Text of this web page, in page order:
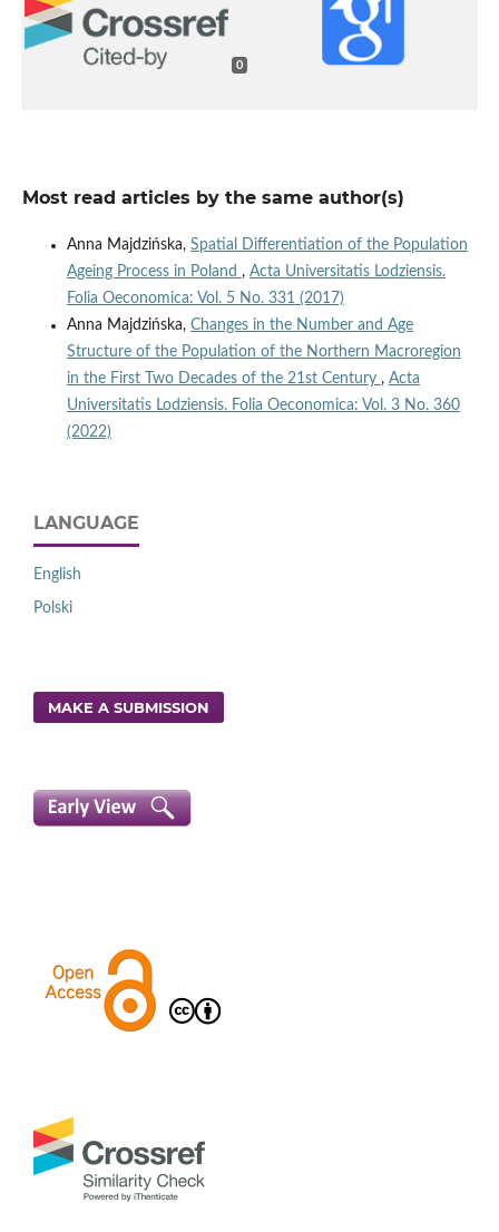
0
Most read articles by the same author(s)
Anna Majdzińska, Spatial Differentiation of the Population
Ageing Process in Poland , Acta Universitatis Lodziensis.
Folia Oeconomica: Vol. 5 No. 331 (2017)
Anna Majdzińska, Changes in the Number and Age
Structure of the Population of the Northern Macroregion
in the First Two Decades of the 21st Century , Acta
Universitatis Lodziensis. Folia Oeconomica: Vol. 3 No. 360
(2022)
LANGUAGE
English
Polski
MAKE A SUBMISSION